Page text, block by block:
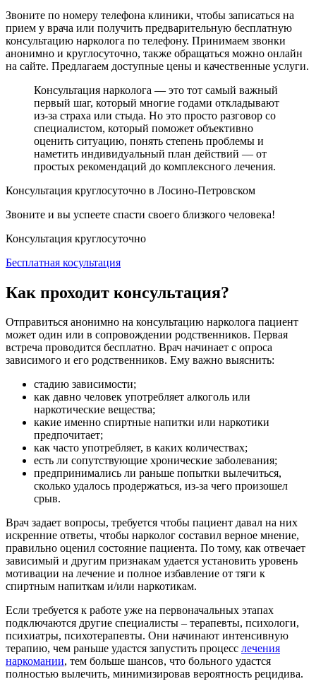
Звоните по номеру телефона клиники, чтобы записаться на
прием у врача или получить предварительную бесплатную
консультацию нарколога по телефону. Принимаем звонки
анонимно и круглосуточно, также обращаться можно онлайн
на сайте. Предлагаем доступные цены и качественные услуги.
Консультация нарколога — это тот самый важный
первый шаг, который многие годами откладывают
из-за страха или стыда. Но это просто разговор со
специалистом, который поможет объективно
оценить ситуацию, понять степень проблемы и
наметить индивидуальный план действий — от
простых рекомендаций до комплексного лечения.
Консультация круглосуточно в Лосино-Петровском
Звоните и вы успеете спасти своего близкого человека!
Консультация круглосуточно
Бесплатная косультация
Как проходит консультация?
Отправиться анонимно на консультацию нарколога пациент
может один или в сопровождении родственников. Первая
встреча проводится бесплатно. Врач начинает с опроса
зависимого и его родственников. Ему важно выяснить:
стадию зависимости;
как давно человек употребляет алкоголь или
наркотические вещества;
какие именно спиртные напитки или наркотики
предпочитает;
как часто употребляет, в каких количествах;
есть ли сопутствующие хронические заболевания;
предпринимались ли раньше попытки вылечиться,
сколько удалось продержаться, из-за чего произошел
срыв.
Врач задает вопросы, требуется чтобы пациент давал на них
искренние ответы, чтобы нарколог составил верное мнение,
правильно оценил состояние пациента. По тому, как отвечает
зависимый и другим признакам удается установить уровень
мотивации на лечение и полное избавление от тяги к
спиртным напиткам и/или наркотикам.
Если требуется к работе уже на первоначальных этапах
подключаются другие специалисты – терапевты, психологи,
психиатры, психотерапевты. Они начинают интенсивную
терапию, чем раньше удастся запустить процесс лечения
наркомании, тем больше шансов, что больного удастся
полностью вылечить, минимизировав вероятность рецидива.